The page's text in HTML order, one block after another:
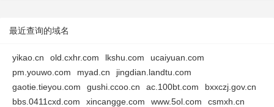
最近查询的域名
yikao.cn old.cxhr.com lkshu.com
ucaiyuan.com
pm.youwo.com
myad.cn
jingdian.landtu.com
gaotie.tieyou.com
gushi.ccoo.cn ac.100bt.com
bxxczj.gov.cn
bbs.0411cxd.com
xincangge.com www.5ol.com
csmxh.cn